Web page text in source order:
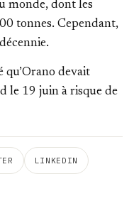
monde, dont les
tonnes. Cependant,
qu’Orano devait
le 19 juin à risque de
LINKEDIN